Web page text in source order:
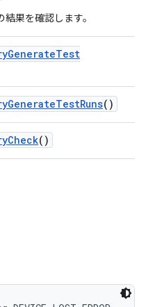
果を確認します。
GenerateTest
GenerateTestRuns()
Check()